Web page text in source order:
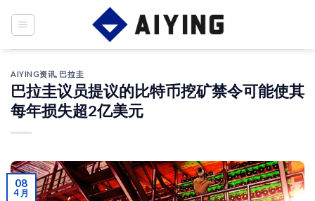
AIYING资讯 巴拉圭
巴拉圭议员提议的比特币挖矿禁令可能使其
每年损失超2亿美元
08
4 月